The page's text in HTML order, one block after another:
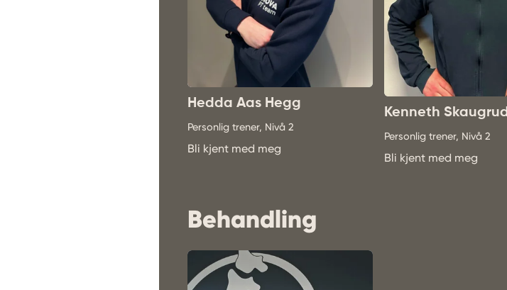
Hedda Aas Hegg
Personlig trener, Nivå 2
Bli kjent med meg
Kenneth Skaugrud
Personlig trener, Nivå 2
Bli kjent med meg
Behandling